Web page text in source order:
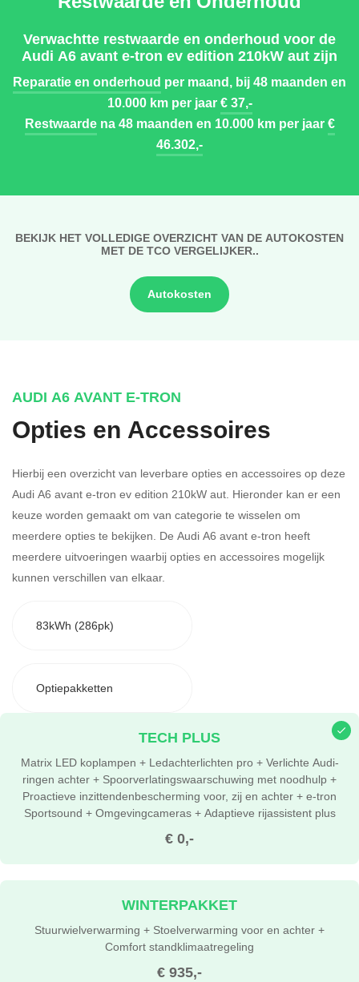
Verwachtte restwaarde en onderhoud voor de
Audi A6 avant e-tron ev edition 210kW aut zijn
Reparatie en onderhoud per maand, bij 48 maanden en
10.000 km per jaar€ 37,-
Restwaardena 48 maanden en 10.000 km per jaar€
46.302,-
BEKIJK HET VOLLEDIGE OVERZICHT VAN DE AUTOKOSTEN
MET DE TCO VERGELIJKER..
Autokosten
AUDI A6 AVANT E-TRON
Opties en Accessoires
Hierbij een overzicht van leverbare opties en accessoires op deze
Audi A6 avant e-tron ev edition 210kW aut. Hieronder kan er een
keuze worden gemaakt om van categorie te wisselen om
meerdere opties te bekijken. De Audi A6 avant e-tron heeft
meerdere uitvoeringen waarbij opties en accessoires mogelijk
kunnen verschillen van elkaar.
83kWh (286pk)
Optiepakketten
€ 0,-
TECH PLUS
Matrix LED koplampen + Ledachterlichten pro + Verlichte Audi-
ringen achter + Spoorverlatingswaarschuwing met noodhulp +
Proactieve inzittendenbescherming voor, zij en achter + e-tron
Sportsound + Omgevingcameras + Adaptieve rijassistent plus
€ 935,-
WINTERPAKKET
Stuurwielverwarming + Stoelverwarming voor en achter +
Comfort standklimaatregeling